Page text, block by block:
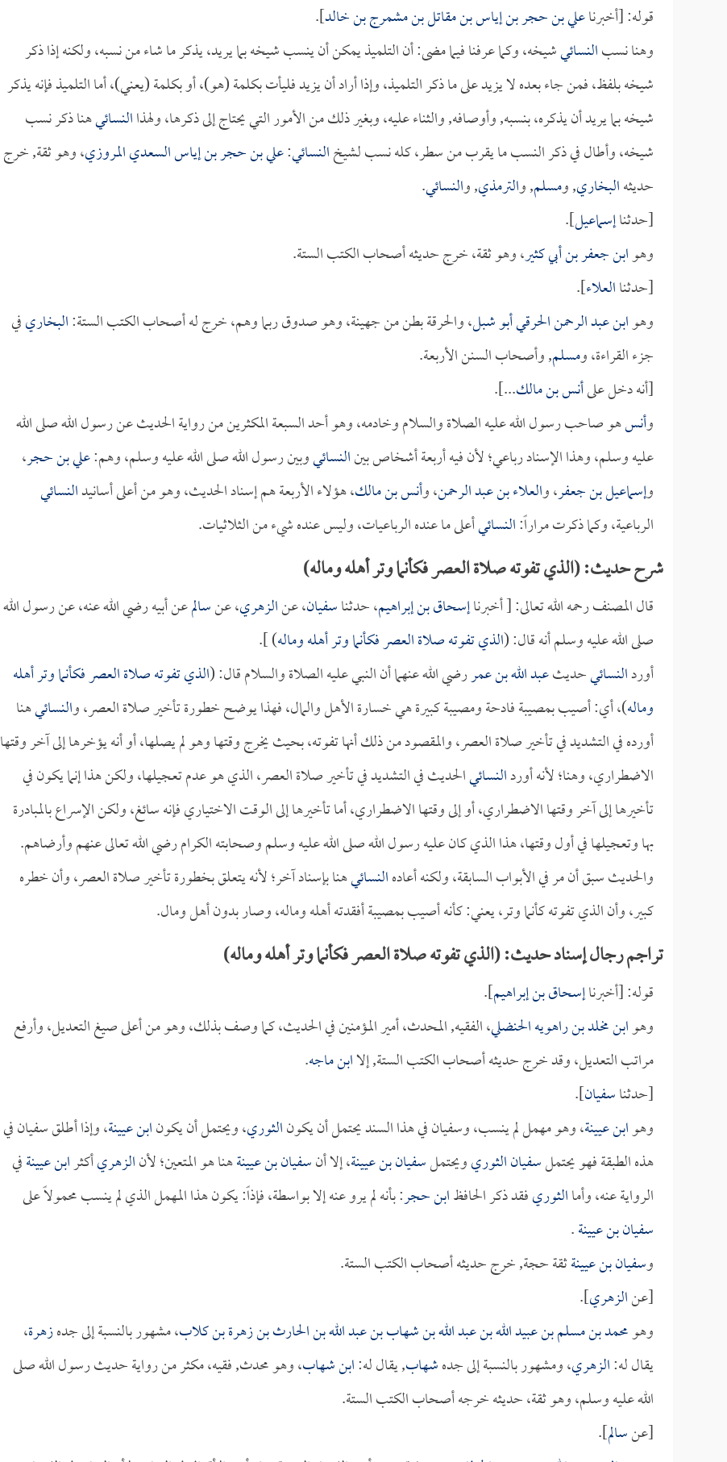
قوله: [أخبرناعلي بن حجر بن إياس بن مقاتل بن مشمرج بن خالد].
وهنا نسبالنسائيشيخه، وكما عرفنا فيما مضى: أن التلميذ يمكن أن ينسب شيخه بما يريد، يذكر ما شاء من نسبه، ولكنه إذا ذكر
شيخه بلفظ، فمن جاء بعده لا يزيد على ما ذكر التلميذ، وإذا أراد أن يزيد فليأت بكلمة (هو)، أو بكلمة (يعني)، أما التلميذ فإنه يذكر
شيخه بما يريد أن يذكره، بنسبه, وأوصافه, والثناء عليه، وبغير ذلك من الأمور التي يحتاج إلى ذكرها، ولهذاالنسائيهنا ذكر نسب
شيخه، وأطال في ذكر النسب ما يقرب من سطر، كله نسب لشيخالنسائي:علي بن حجر بن إياس السعدي المروزي، وهو ثقة, خرج
حديثهالبخاري, ومسلم, والترمذي, والنسائي.
[حدثناإسماعيل].
وهوابن جعفر بن أبي كثير، وهو ثقة، خرج حديثه أصحاب الكتب الستة.
[حدثناالعلاء].
وهوابن عبد الرحمن الحرقي أبو شبل، والحرقة بطن من جهينة، وهو صدوق ربما وهم، خرج له أصحاب الكتب الستة:البخاريفي
جزء القراءة، ومسلم, وأصحاب السنن الأربعة.
[أنه دخل علىأنس بن مالك...].
وأنسهو صاحب رسول الله عليه الصلاة والسلام وخادمه، وهو أحد السبعة المكثرين من رواية الحديث عن رسول الله صلى الله
عليه وسلم، وهذا الإسناد رباعي؛ لأن فيه أربعة أشخاص بينالنسائيوبين رسول الله صلى الله عليه وسلم، وهم:علي بن حجر،
وإسماعيل بن جعفر، والعلاء بن عبد الرحمن، وأنس بن مالك، هؤلاء الأربعة هم إسناد الحديث، وهو من أعلى أسانيدالنسائي
الرباعية، وكما ذكرت مراراً:النسائيأعلى ما عنده الرباعيات، وليس عنده شيء من الثلاثيات.
شرح حديث: (الذي تفوته صلاة العصر فكأنما وتر أهله وماله)
قال المصنف رحمه الله تعالى: [ أخبرناإسحاق بن إبراهيم، حدثناسفيان، عنالزهري، عنسالمعن أبيه رضي الله عنه، عن رسول الله
صلى الله عليه وسلم أنه قال: (الذي تفوته صلاة العصر فكأنما وتر أهله وماله) ].
أوردالنسائيحديثعبد الله بن عمررضي الله عنهما أن النبي عليه الصلاة والسلام قال: (الذي تفوته صلاة العصر فكأنما وتر أهله
وماله)، أي: أصيب بمصيبة فادحة ومصيبة كبيرة هي خسارة الأهل والمال، فهذا يوضح خطورة تأخير صلاة العصر، والنسائيهنا
أورده في التشديد في تأخير صلاة العصر، والمقصود من ذلك أنها تفوته، بحيث يخرج وقتها وهو لم يصلها، أو أنه يؤخرها إلى آخر وقتها
الاضطراري، وهنا؛ لأنه أوردالنسائيالحديث في التشديد في تأخير صلاة العصر، الذي هو عدم تعجيلها، ولكن هذا إنما يكون في
تأخيرها إلى آخر وقتها الاضطراري، أو إلى وقتها الاضطراري، أما تأخيرها إلى الوقت الاختياري فإنه سائغ، ولكن الإسراع بالمبادرة
بها وتعجيلها في أول وقتها، هذا الذي كان عليه رسول الله صلى الله عليه وسلم وصحابته الكرام رضي الله تعالى عنهم وأرضاهم.
والحديث سبق أن مر في الأبواب السابقة، ولكنه أعادهالنسائيهنا بإسناد آخر؛ لأنه يتعلق بخطورة تأخير صلاة العصر، وأن خطره
كبير، وأن الذي تفوته كأنما وتر، يعني: كأنه أصيب بمصيبة أفقدته أهله وماله، وصار بدون أهل ومال.
تراجم رجال إسناد حديث: (الذي تفوته صلاة العصر فكأنما وتر أهله وماله)
قوله: [أخبرناإسحاق بن إبراهيم].
وهوابن مخلد بن راهويه الحنضلي، الفقيه, المحدث، أمير المؤمنين في الحديث، كما وصف بذلك، وهو من أعلى صيغ التعديل، وأرفع
مراتب التعديل، وقد خرج حديثه أصحاب الكتب الستة, إلاابن ماجه.
[حدثناسفيان].
وهوابن عيينة، وهو مهمل لم ينسب، وسفيان في هذا السند يحتمل أن يكونالثوري، ويحتمل أن يكونابن عيينة، وإذا أطلق سفيان في
هذه الطبقة فهو يحتملسفيان الثوريويحتملسفيان بن عيينة، إلا أنسفيان بن عيينةهنا هو المتعين؛ لأنالزهريأكثرابن عيينةفي
الرواية عنه، وأماالثوريفقد ذكر الحافظابن حجر: بأنه لم يرو عنه إلا بواسطة، فإذاً: يكون هذا المهمل الذي لم ينسب محمولاً على
سفيان بن عيينة.
وسفيان بن عيينةثقة حجة, خرج حديثه أصحاب الكتب الستة.
[عنالزهري].
وهومحمد بن مسلم بن عبيد الله بن عبد الله بن شهاب بن عبد الله بن الحارث بن زهرة بن كلاب، مشهور بالنسبة إلى جدهزهرة،
يقال له:الزهري، ومشهور بالنسبة إلى جدهشهاب, يقال له:ابن شهاب، وهو محدث, فقيه، مكثر من رواية حديث رسول الله صلى
الله عليه وسلم، وهو ثقة، حديثه خرجه أصحاب الكتب الستة.
[عنسالم].